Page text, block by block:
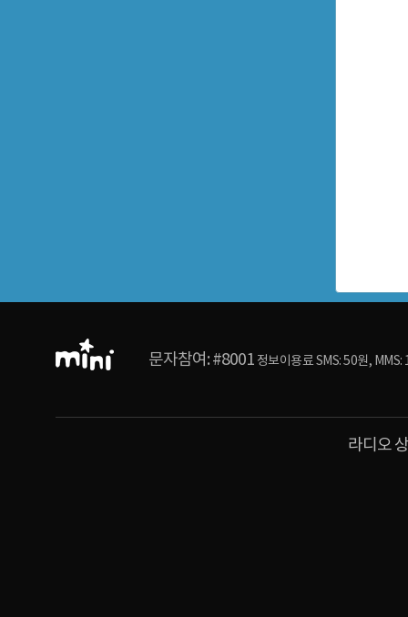
라
통
영
역
문자참여: #8001 정보이용료 SMS: 50원,
라디오